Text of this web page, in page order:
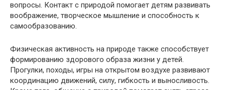
вопросы. Контакт с природой помогает детям развивать
воображение, творческое мышление и способность к
самообразованию.
Физическая активность на природе также способствует
формированию здорового образа жизни у детей.
Прогулки, походы, игры на открытом воздухе развивают
координацию движений, силу, гибкость и выносливость.